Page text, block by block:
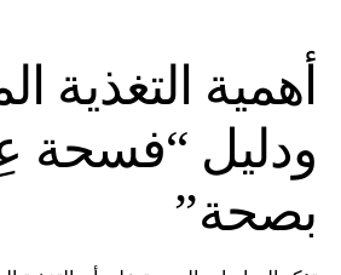
أهمية التغذية
ودليل
بصحة”